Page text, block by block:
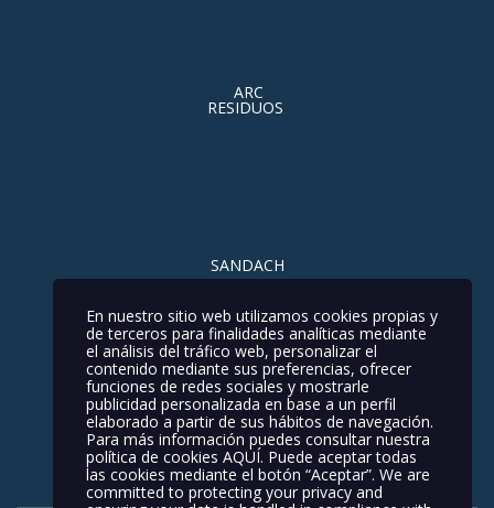
ARC
RESIDUOS
SANDACH
Contacto Nuestros Servicios
Noticias
Política de privacidad
Política de Calidad y Medio Ambiente
Política de Cookies
Aviso Legal
En nuestro sitio web utilizamos cookies propias y
de terceros para finalidades analíticas mediante
el análisis del tráfico web, personalizar el
contenido mediante sus preferencias, ofrecer
funciones de redes sociales y mostrarle
publicidad personalizada en base a un perfil
elaborado a partir de sus hábitos de navegación.
Para más información puedes consultar nuestra
política de cookies AQUÍ. Puede aceptar todas
las cookies mediante el botón “Aceptar”. We are
committed to protecting your privacy and